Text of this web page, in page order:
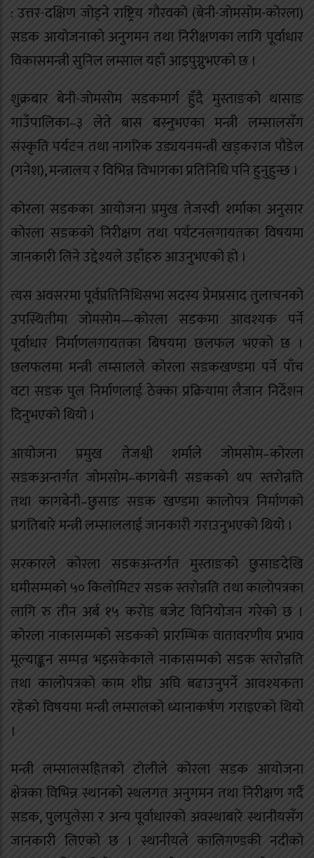
: उत्तर-दक्षिण जोड्ने राष्ट्रिय गौरवको (बेनी-जोमसोम-कोरला)
सडक आयोजनाको अनुगमन तथा निरीक्षणका लागि पूर्वाधार
विकासमन्त्री सुनिल लम्साल यहाँ आइपुग्नुभएको छ ।
शुक्रबार बेनी-जोमसोम सडकमार्ग हुँदै मुस्ताङको थासाङ
गाउँपालिका–३ लेते बास बस्नुभएका मन्त्री लम्सालसँग
संस्कृति पर्यटन तथा नागरिक उड्ययनमन्त्री खड्कराज पौडेल
(गनेश), मन्त्रालय र विभिन्न विभागका प्रतिनिधि पनि हुनुहुन्छ ।
कोरला सडकका आयोजना प्रमुख तेजस्वी शर्माका अनुसार
कोरला सडकको निरीक्षण तथा पर्यटनलगायतका विषयमा
जानकारी लिने उद्देश्यले उहाँहरु आउनुभएको हो ।
त्यस अवसरमा पूर्वप्रतिनिधिसभा सदस्य प्रेमप्रसाद तुलाचनको
उपस्थितीमा जोमसोम—कोरला सडकमा आवश्यक पर्ने
पूर्वाधार निर्माणलगायतका बिषयमा छलफल भएको छ ।
छलफलमा मन्त्री लम्सालले कोरला सडकखण्डमा पर्ने पाँच
वटा सडक पुल निर्माणलाई ठेक्का प्रक्रियामा लैजान निर्देशन
दिनुभएको थियो ।
आयोजना प्रमुख तेजश्वी शर्माले जोमसोम–कोरला
सडकअन्तर्गत जोमसोम–कागबेनी सडकको थप स्तरोन्नति
तथा कागबेनी–छुसाङ सडक खण्डमा कालोपत्र निर्माणको
प्रगतिबारे मन्त्री लम्साललाई जानकारी गराउनुभएको थियो ।
सरकारले कोरला सडकअन्तर्गत मुस्ताङको छुसाङदेखि
घमीसम्मको ५० किलोमिटर सडक स्तरोन्नति तथा कालोपत्रका
लागि रु तीन अर्ब १५ करोड बजेट विनियोजन गरेको छ ।
कोरला नाकासम्मको सडकको प्रारम्भिक वातावरणीय प्रभाव
मूल्याङ्कन सम्पन्न भइसकेकाले नाकासम्मको सडक स्तरोन्नति
तथा कालोपत्रको काम शीघ्र अघि बढाउनुपर्ने आवश्यकता
रहेको विषयमा मन्त्री लम्सालको ध्यानाकर्षण गराइएको थियो
।
मन्त्री लम्सालसहितको टोलीले कोरला सडक आयोजना
क्षेत्रका विभिन्न स्थानको स्थलगत अनुगमन तथा निरीक्षण गर्दै
सडक, पुलपुलेसा र अन्य पूर्वाधारको अवस्थाबारे स्थानीयसँग
जानकारी लिएको छ । स्थानीयले कालिगण्डकी नदीको